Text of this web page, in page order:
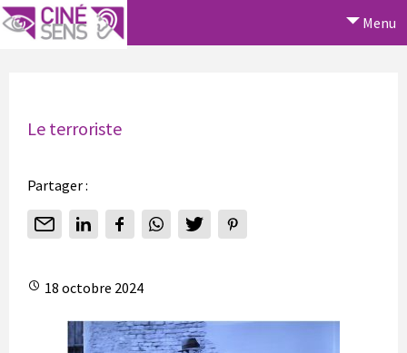
Menu
Le terroriste
Partager :
18 octobre 2024